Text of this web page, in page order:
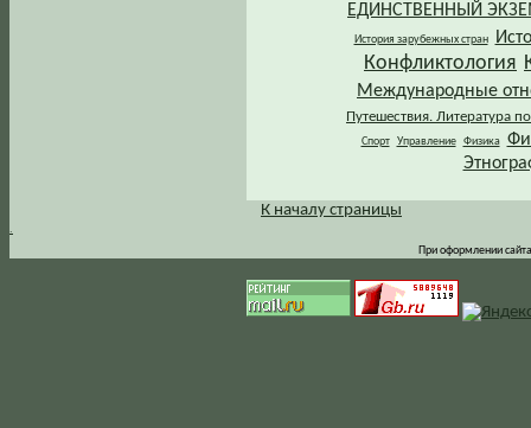
ЕДИНСТВЕННЫЙ
История зарубежных стран
Конфликтология
Международные
Путешествия. Литература
Спорт Управление Физика
.
К началу страницы
При оформлении